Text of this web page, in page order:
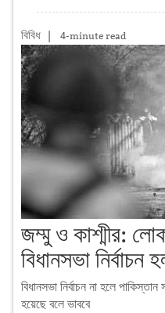
বিবিধ |4-minute read
জম্মু ও কাশ্মীর:
বিধানসভা নির্বাচন
বিধানসভা নির্বাচন না হলে
হয়েছে বলে ভাববে